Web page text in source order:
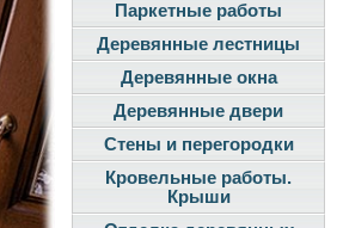
Паркетные работы
Деревянные лестницы
Деревянные окна
Деревянные двери
Стены и перегородки
Кровельные работы.
Крыши